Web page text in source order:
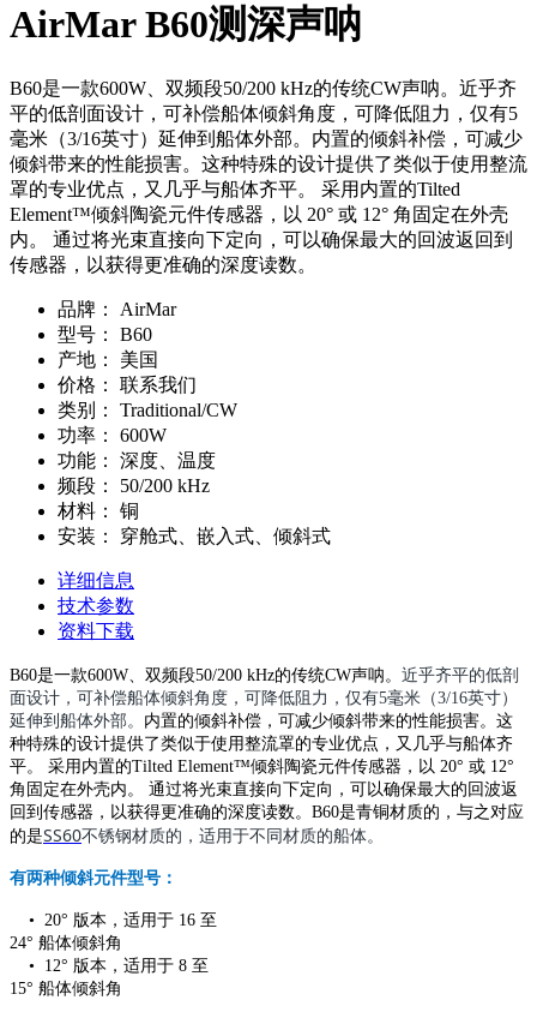
AirMar B60测深声呐
B60是一款600W、双频段50/200 kHz的传统CW声呐。近乎齐
平的低剖面设计，可补偿船体倾斜角度，可降低阻力，仅有5
毫米（3/16英寸）延伸到船体外部。内置的倾斜补偿，可减少
倾斜带来的性能损害。这种特殊的设计提供了类似于使用整流
罩的专业优点，又几乎与船体齐平。 采用内置的Tilted
Element™倾斜陶瓷元件传感器，以 20° 或 12° 角固定在外壳
内。 通过将光束直接向下定向，可以确保最大的回波返回到
传感器，以获得更准确的深度读数。
品牌：
AirMar
型号：
B60
产地：
美国
价格：
联系我们
类别：
Traditional/CW
功率：
600W
功能：
深度、温度
频段：
50/200 kHz
材料：
铜
安装：
穿舱式、嵌入式、倾斜式
详细信息
技术参数
资料下载
B60是一款600W、双频段50/200 kHz的传统CW声呐。 近乎齐平的低剖
面设计，可补偿船体倾斜角度，可降低阻力，仅有5毫米（3/16英寸）
延伸到船体外部。 内置的倾斜补偿，可减少倾斜带来的性能损害。这
种特殊的设计提供了类似于使用整流罩的专业优点，又几乎与船体齐
平。 采用内置的Tilted Element™倾斜陶瓷元件传感器，以 20° 或 12°
角固定在外壳内。 通过将光束直接向下定向，可以确保最大的回波返
回到传感器，以获得更准确的深度读数。B60是青铜材质的，与之对应
的是SS60不锈钢材质的， 适用于不同材质的船体。
有两种倾斜元件型号：
• 20° 版本，适用于 16 至
24° 船体倾斜角
• 12° 版本，适用于 8 至
15° 船体倾斜角